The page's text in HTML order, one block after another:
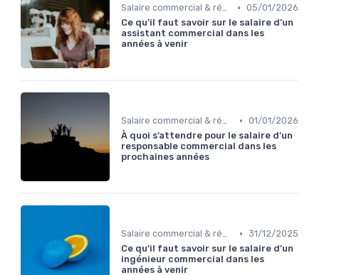
Salaire commercial & rémunération variable • 05/01/2026
Ce qu’il faut savoir sur le salaire d’un
assistant commercial dans les
années à venir
Salaire commercial & rémunération variable • 01/01/2026
À quoi s’attendre pour le salaire d’un
responsable commercial dans les
prochaines années
Salaire commercial & rémunération variable • 31/12/2025
Ce qu’il faut savoir sur le salaire d’un
ingénieur commercial dans les
années à venir